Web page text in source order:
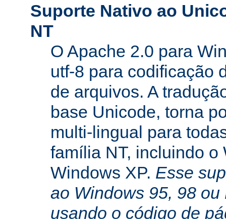
Suporte Nativo ao
NT
O Apache 2.0 para
utf-8 para codificação
de arquivos. A
base Unicode, torna
multi-lingual para
família NT, incluindo o
Windows XP. Esse
ao Windows 95, 98
usando o código de